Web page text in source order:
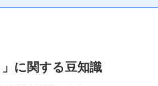
に関する豆知識